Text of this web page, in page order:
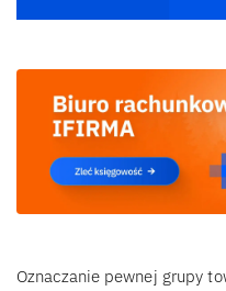
Oznaczanie pewnej grupy